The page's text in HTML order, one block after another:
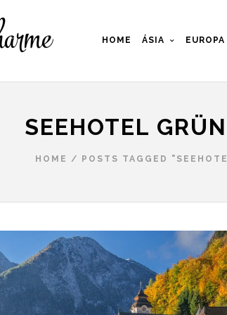
HOME ÁSIA EUROPA
SEEHOTEL
HOME / POSTS TAGGED